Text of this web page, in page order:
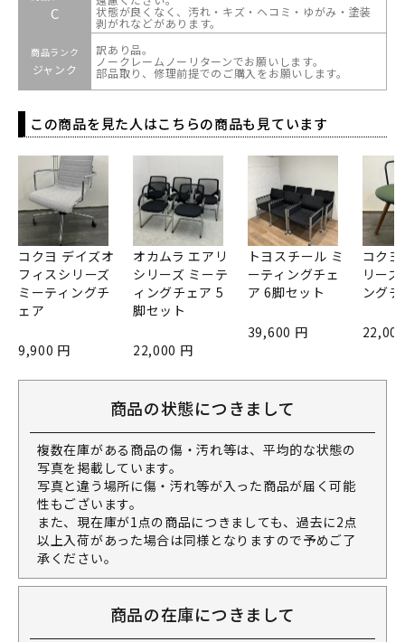
C 状態が良くなく、汚れ・キズ・ヘコミ・ゆがみ・塗装
剥がれなどがあります。
商品ランク
ジャンク
訳あり品。
ノークレームノーリターンでお願いします。
部品取り、修理前提でのご購入をお願いします。
この商品を見た人はこちらの商品も見ています
コクヨ デイズオ
フィスシリーズ
ミーティングチ
ェア
9,900 円
オカムラ エアリ
シリーズ ミーテ
ィングチェア 5
脚セット
22,000 円
トヨスチール ミ
ーティングチェ
ア 6脚セット
39,600 円
コク
リー
ング
商品の状態につきまして
複数在庫がある商品の傷・汚れ等は、平均的な状態の
写真を掲載しています。
写真と違う場所に傷・汚れ等が入った商品が届く可能
性もございます。
また、現在庫が1点の商品につきましても、過去に2点
以上入荷があった場合は同様となりますので予めご了
承ください。
商品の在庫につきまして